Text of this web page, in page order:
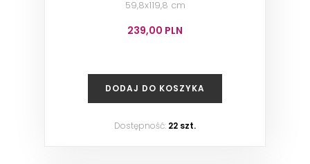
59,8x119,8 cm
239,00 PLN
DODAJ DO KOSZYKA
Dostępność: 22 szt.